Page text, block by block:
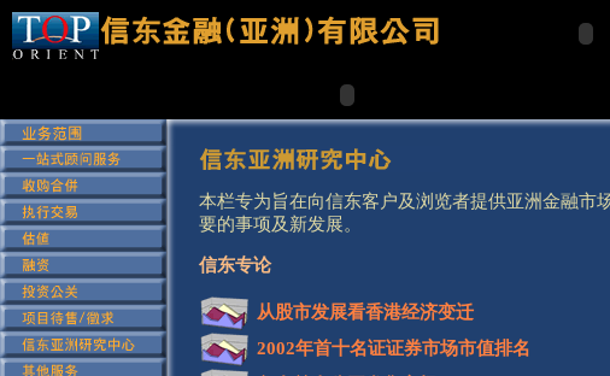
本栏专为旨在向信东客户及浏览者提供亚洲金融市
要的事项及新发展。
信东专论
从股市发展看香港经济变迁
2002年首十名证证券市场市值排名